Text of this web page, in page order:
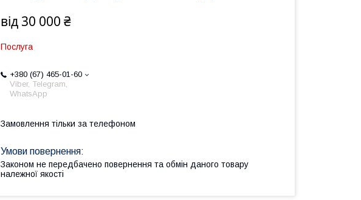
від 30 000 ₴
Послуга
+380 (67) 465-01-60
Viber, Telegram,
WhatsApp
Замовлення тільки за телефоном
Законом не передбачено повернення та обмін даного товару
належної якості